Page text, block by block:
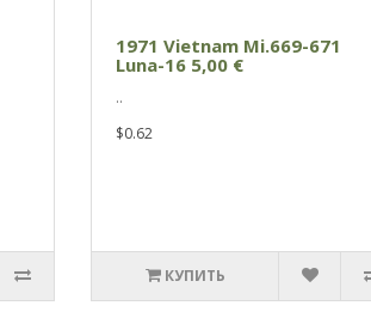
1971 Vietnam Mi.669-671
Luna-16 5,00 €
..
$0.62
КУПИТЬ